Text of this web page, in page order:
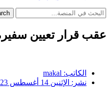
عقب قرار تعيين
الكاتب: makal
نشر: الإثنين 14 أغسطس 2023 [11:42 صباحًا] بتوقيت الجزائر